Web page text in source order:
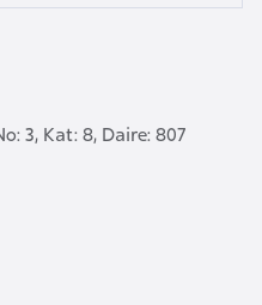
3, Kat: 8, Daire: 807